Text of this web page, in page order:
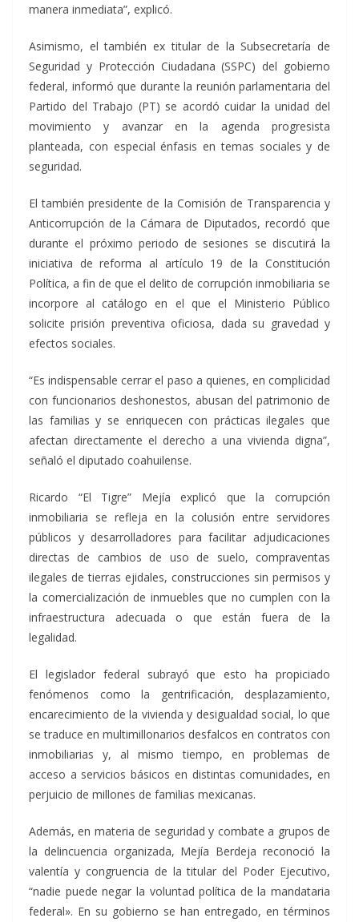
manera inmediata”, explicó.
Asimismo, el también ex titular de la Subsecretaría de
Seguridad y Protección Ciudadana (SSPC) del gobierno
federal, informó que durante la reunión parlamentaria del
Partido del Trabajo (PT) se acordó cuidar la unidad del
movimiento y avanzar en la agenda progresista
planteada, con especial énfasis en temas sociales y de
seguridad.
El también presidente de la Comisión de Transparencia y
Anticorrupción de la Cámara de Diputados, recordó que
durante el próximo periodo de sesiones se discutirá la
iniciativa de reforma al artículo 19 de la Constitución
Política, a fin de que el delito de corrupción inmobiliaria se
incorpore al catálogo en el que el Ministerio Público
solicite prisión preventiva oficiosa, dada su gravedad y
efectos sociales.
“Es indispensable cerrar el paso a quienes, en complicidad
con funcionarios deshonestos, abusan del patrimonio de
las familias y se enriquecen con prácticas ilegales que
afectan directamente el derecho a una vivienda digna”,
señaló el diputado coahuilense.
Ricardo “El Tigre” Mejía explicó que la corrupción
inmobiliaria se refleja en la colusión entre servidores
públicos y desarrolladores para facilitar adjudicaciones
directas de cambios de uso de suelo, compraventas
ilegales de tierras ejidales, construcciones sin permisos y
la comercialización de inmuebles que no cumplen con la
infraestructura adecuada o que están fuera de la
legalidad.
El legislador federal subrayó que esto ha propiciado
fenómenos como la gentrificación, desplazamiento,
encarecimiento de la vivienda y desigualdad social, lo que
se traduce en multimillonarios desfalcos en contratos con
inmobiliarias y, al mismo tiempo, en problemas de
acceso a servicios básicos en distintas comunidades, en
perjuicio de millones de familias mexicanas.
Además, en materia de seguridad y combate a grupos de
la delincuencia organizada, Mejía Berdeja reconoció la
valentía y congruencia de la titular del Poder Ejecutivo,
“nadie puede negar la voluntad política de la mandataria
federal». En su gobierno se han entregado, en términos